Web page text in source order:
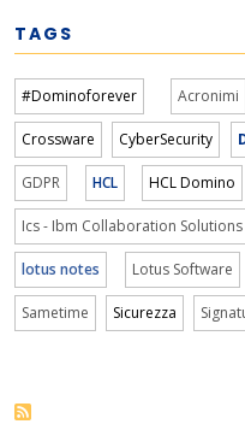
TAGS
#Dominoforever Acronimi
Crossware CyberSecurity
GDPR HCL HCL Domino
Ics - Ibm Collaboration Solutions
lotus notes Lotus Software
Sametime Sicurezza